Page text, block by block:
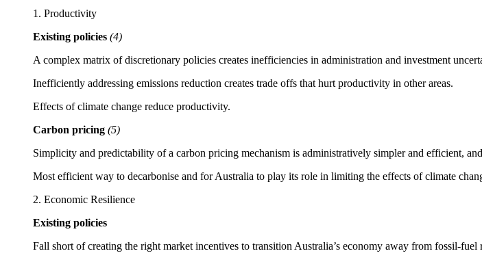
1. Productivity
Existing policies​​​​‌ ‍ ​‍​‍‌‍ ‌ ​‍‌‍‍‌‌‍‌ ‌‍‍‌‌‍ ‍​‍​‍​ ‍‍​‍​‍‌ ​ ‌‍​‌‌‍ ‍‌‍‍‌‌ ‌​‌ ‍‌​‍ ‍‌‍‍‌‌‍ ​‍​‍​‍ ​​‍​‍‌‍‍​‌ ​‍‌‍‌‌‌‍‌‍​‍​‍​ ‍‍​‍​‍‌‍‍​‌ ‌​‌ ‌​‌ ​​​ ‍‍​‍ ​‍ ‌‍ ​‌‍ ‌‍​ ‌‍​‌‌‍ ​‌‍‍​‌‍ ‌ ​ ‌ ‌​​ ‍‍​ ​ ​ ​ ​ ​ ​ ​ ​‍ ‌‍‍‌‌‍ ‍‌ ‌​‌‍‌‌‌‍ ‍‌ ‌​​‍ ‌‍‌‌‌‍‌​‌‍‍‌‌ ‌​​‍ ‌‍ ‌‌‍ ‌‍‌​‌‍‌‌​ ‌‌ ​​‌ ​‍‌‍‌‌‌ ​ ‌‍‌‌‌‍ ‍‌ ‌​‌‍​‌‌ ‌​‌‍‍‌‌‍ ‌‍ ‍​ ‍ ‌‍‍‌‌‍‌​​ ‌‌‍‌​​ ‌ ​ ​ ​ ‍​‌‍‌‍​ ‌ ​ ‌‌​ ​‌​‍ ‌‌‍‌​‌‍​‍‌‍​‌‌‍​ ​‍ ‌​ ‌​​ ‌‍​ ‌​​ ​‌​‍ ‌​ ‍‌​ ​‍‌‍​‌‌‍‌‌​‍ ‌‌‍​‌‌‍​ ​ ‌​​ ‌‌​ ‌‍​ ​‍​ ‌​​ ‌​​ ​‍​ ‍​‌‍​‌​ ​‌​ ‍ ‌ ‌​‌ ‍‌‌ ​​‌‍‌‌​ ‌‌ ‌ ‌‍ ‌ ​‍‌‍‍ ​ ‍ ‌ ​​‌‍​‌‌ ‌​‌‍‍​​ ‌‌‍​ ‌‍ ‌‍ ‍‌ ‌​‌‍‌‌‌‍ ‍‌ ‌​​‍‌‌​ ‌‌‌​​‍‌‌ ‌‍‍ ‌‍‌‌‌ ‍‌​‍‌‌​ ​ ‌​‌​​‍‌‌​ ​ ‌​‌​​‍‌‌​ ​‍​ ​‍​ ​‍‌‍​ ​ ‌‌​ ‍‌​ ​‌​ ​‌​ ‌‍​ ​‍‌‍‌​​ ‍‌​ ​ ‌‍​‌​‍‌‌​ ​‍​ ​‍​‍‌‌​ ‌‌‌​‌​​‍ ‍‌ ​‍‌‍ ‌ ‌ ‌ ​ ​‍‌‌​ ‌‌‌​​‍‌‌ ‌‍‍ ‌‍‌‌‌ ‍‌​‍‌‌​ ​ ‌​‌​​‍‌‌​ ​ ‌​‌​​‍‌‌​ ​‍​ ​‍‌‍‌‌​ ‌ ​ ​‌‌‍‌‍‌‍​‌‌‍​‍​ ‌‌​ ​​‌‍​ ​ ​‍​ ‌‌‌‍‌‌​‍‌‌​ ​‍​ ​‍​‍‌‌​ ‌‌‌​‌​​‍ ‍‌ ‌‍‌‍​‌‌‍ ​‌ ‌‌‌‍‌‌​‍‌‌​ ‌‌‌​​‍‌‌ ‌‍‍ ‌‍‌‌‌ ‍‌​‍‌‌​ ​ ‌​‌​​‍‌‌​ ​ ‌​‌​​‍‌‌​ ​‍​ ​‍​ ‌‍​ ​​​ ‍​‌‍​‍​ ‍‌​ ​‍​ ‌‍‌‍‌‌​ ‍‌​ ​​​ ‌‌​ ​ ​‍‌‌​ ​‍​ ​‍​‍‌‌​ ‌‌‌​‌​​‍ ‍‌‍​ ‌‍‍​‌‍‍‌‌‍ ​‌‍‌​‌ ​‍‌‍‌‌‌‍ ‍​‍‌‌​ ‌‌‌​​‍‌‌ ‌‍‍ ‌‍‌‌‌ ‍‌​‍‌‌​ ​ ‌​‌​​‍‌‌​ ​ ‌​‌​​‍‌‌​ ​‍​ ​‍‌‍‌‍‌‍​‍​ ​ ‌‍‌‍​ ​‌​ ​‌​ ‌ ​ ‌ ​ ​‍​ ‍‌​ ​‌‌‍​ ​‍‌‌​ ​‍​ ​‍​‍‌‌​ ‌‌‌​‌​​‍ ‍‌ ‌​‌‍‌‌‌ ‍​‌ ‌​​ ‌‍​‍‌‍​‌‌ ​ ‌‍‌‌‌‌‌‌‌ ​‍‌‍ ​​ ‌‌‍‍​‌ ‌​‌ ‌​‌ ​​​‍‌‌​ ​ ‌​​‌​‍‌‌​ ​‍‌​‌‍​‍‌‌​ ​‍‌​‌‍‌‍ ​‌‍ ‌‍​ ‌‍​‌‌‍ ​‌‍‍​‌‍ ‌ ​ ‌ ‌​​‍‌‌​ ​ ‌​​‌​ ​ ​ ​ ​ ​ ​ ​ ​‍‌‍‌‍‍‌‌‍‌​​ ‌‌‍‌​​ ‌ ​ ​ ​ ‍​‌‍‌‍​ ‌ ​ ‌‌​ ​‌​‍ ‌‌‍‌​‌‍​‍‌‍​‌‌‍​ ​‍ ‌​ ‌​​ ‌‍​ ‌​​ ​‌​‍ ‌​ ‍‌​ ​‍‌‍​‌‌‍‌‌​‍ ‌‌‍​‌‌‍​ ​ ‌​​ ‌‌​ ‌‍​ ​‍​ ‌​​ ‌​​ ​‍​ ‍​‌‍​‌​ ​‌​‍‌‍‌ ‌​‌ ‍‌‌ ​​‌‍‌‌​ ‌‌ ‌ ‌‍ ‌ ​‍‌‍‍ ​‍‌‍‌ ​​‌‍​‌‌ ‌​‌‍‍​​ ‌‌‍​ ‌‍ ‌‍ ‍‌ ‌​‌‍‌‌‌‍ ‍‌ ‌​​‍‌‌​ ‌‌‌​​‍‌‌ ‌‍‍ ‌‍‌‌‌ ‍‌​‍‌‌​ ​ ‌​‌​​‍‌‌​ ​ ‌​‌​​‍‌‌​ ​‍​ ​‍​ ​‍‌‍​ ​ ‌‌​ ‍‌​ ​‌​ ​‌​ ‌‍​ ​‍‌‍‌​​ ‍‌​ ​ ‌‍​‌​‍‌‌​ ​‍​ ​‍​‍‌‌​ ‌‌‌​‌​​‍ ‍‌ ​‍‌‍ ‌ ‌ ‌ ​ ​‍‌‌​ ‌‌‌​​‍‌‌ ‌‍‍ ‌‍‌‌‌ ‍‌​‍‌‌​ ​ ‌​‌​​‍‌‌​ ​ ‌​‌​​‍‌‌​ ​‍​ ​‍‌‍‌‌​ ‌ ​ ​‌‌‍‌‍‌‍​‌‌‍​‍​ ‌‌​ ​​‌‍​ ​ ​‍​ ‌‌‌‍‌‌​‍‌‌​ ​‍​ ​‍​‍‌‌​ ‌‌‌​‌​​‍ ‍‌ ‌‍‌‍​‌‌‍ ​‌ ‌‌‌‍‌‌​‍‌‌​ ‌‌‌​​‍‌‌ ‌‍‍ ‌‍‌‌‌ ‍‌​‍‌‌​ ​ ‌​‌​​‍‌‌​ ​ ‌​‌​​‍‌‌​ ​‍​ ​‍​ ‌‍​ ​​​ ‍​‌‍​‍​ ‍‌​ ​‍​ ‌‍‌‍‌‌​ ‍‌​ ​​​ ‌‌​ ​ ​‍‌‌​ ​‍​ ​‍​‍‌‌​ ‌‌‌​‌​​‍ ‍‌‍​ ‌‍‍​‌‍‍‌‌‍ ​‌‍‌​‌ ​‍‌‍‌‌‌‍ ‍​‍‌‌​ ‌‌‌​​‍‌‌ ‌‍‍ ‌‍‌‌‌ ‍‌​‍‌‌​ ​ ‌​‌​​‍‌‌​ ​ ‌​‌​​‍‌‌​ ​‍​ ​‍‌‍‌‍‌‍​‍​ ​ ‌‍‌‍​ ​‌​ ​‌​ ‌ ​ ‌ ​ ​‍​ ‍‌​ ​‌‌‍​ ​‍‌‌​ ​‍​ ​‍​‍‌‌​ ‌‌‌​‌​​‍ ‍‌ ‌​‌‍‌‌‌ ‍​‌ ‌​​‍‌‍‌ ​​‌‍‌‌‌ ​‍‌ ​ ‌ ​​‌‍‌‌‌‍​ ‌ ‌​‌‍‍‌‌ ‌‍‌‍‌‌​ ‌‌ ​​‌ ‌‌‌‍​‍‌‍ ​‌‍‍‌‌ ​ ‌‍‍​‌‍‌‌‌‍‌​​‍​‍‌ ‌ (4)​​​​‌ ‍ ​‍​‍‌‍ ‌ ​‍‌‍‍‌‌‍‌ ‌‍‍‌‌‍ ‍​‍​‍​ ‍‍​‍​‍‌ ​ ‌‍​‌‌‍ ‍‌‍‍‌‌ ‌​‌ ‍‌​‍ ‍‌‍‍‌‌‍ ​‍​‍​‍ ​​‍​‍‌‍‍​‌ ​‍‌‍‌‌‌‍‌‍​‍​‍​ ‍‍​‍​‍‌‍‍​‌ ‌​‌ ‌​‌ ​​​ ‍‍​‍ ​‍ ‌‍ ​‌‍ ‌‍​ ‌‍​‌‌‍ ​‌‍‍​‌‍ ‌ ​ ‌ ‌​​ ‍‍​ ​ ​ ​ ​ ​ ​ ​ ​‍ ‌‍‍‌‌‍ ‍‌ ‌​‌‍‌‌‌‍ ‍‌ ‌​​‍ ‌‍‌‌‌‍‌​‌‍‍‌‌ ‌​​‍ ‌‍ ‌‌‍ ‌‍‌​‌‍‌‌​ ‌‌ ​​‌ ​‍‌‍‌‌‌ ​ ‌‍‌‌‌‍ ‍‌ ‌​‌‍​‌‌ ‌​‌‍‍‌‌‍ ‌‍ ‍​ ‍ ‌‍‍‌‌‍‌​​ ‌‌‍‌​​ ‌ ​ ​ ​ ‍​‌‍‌‍​ ‌ ​ ‌‌​ ​‌​‍ ‌‌‍‌​‌‍​‍‌‍​‌‌‍​ ​‍ ‌​ ‌​​ ‌‍​ ‌​​ ​‌​‍ ‌​ ‍‌​ ​‍‌‍​‌‌‍‌‌​‍ ‌‌‍​‌‌‍​ ​ ‌​​ ‌‌​ ‌‍​ ​‍​ ‌​​ ‌​​ ​‍​ ‍​‌‍​‌​ ​‌​ ‍ ‌ ‌​‌ ‍‌‌ ​​‌‍‌‌​ ‌‌ ‌ ‌‍ ‌ ​‍‌‍‍ ​ ‍ ‌ ​​‌‍​‌‌ ‌​‌‍‍​​ ‌‌‍​ ‌‍ ‌‍ ‍‌ ‌​‌‍‌‌‌‍ ‍‌ ‌​​‍‌‌​ ‌‌‌​​‍‌‌ ‌‍‍ ‌‍‌‌‌ ‍‌​‍‌‌​ ​ ‌​‌​​‍‌‌​ ​ ‌​‌​​‍‌‌​ ​‍​ ​‍​ ​‍‌‍​ ​ ‌‌​ ‍‌​ ​‌​ ​‌​ ‌‍​ ​‍‌‍‌​​ ‍‌​ ​ ‌‍​‌​‍‌‌​ ​‍​ ​‍​‍‌‌​ ‌‌‌​‌​​‍ ‍‌ ​‍‌‍ ‌ ‌ ‌ ​ ​‍‌‌​ ‌‌‌​​‍‌‌ ‌‍‍ ‌‍‌‌‌ ‍‌​‍‌‌​ ​ ‌​‌​​‍‌‌​ ​ ‌​‌​​‍‌‌​ ​‍​ ​‍‌‍‌‌​ ‌ ​ ​‌‌‍‌‍‌‍​‌‌‍​‍​ ‌‌​ ​​‌‍​ ​ ​‍​ ‌‌‌‍‌‌​‍‌‌​ ​‍​ ​‍​‍‌‌​ ‌‌‌​‌​​‍ ‍‌ ‌‍‌‍​‌‌‍ ​‌ ‌‌‌‍‌‌​‍‌‌​ ‌‌‌​​‍‌‌ ‌‍‍ ‌‍‌‌‌ ‍‌​‍‌‌​ ​ ‌​‌​​‍‌‌​ ​ ‌​‌​​‍‌‌​ ​‍​ ​‍​ ‌‍​ ​​​ ‍​‌‍​‍​ ‍‌​ ​‍​ ‌‍‌‍‌‌​ ‍‌​ ​​​ ‌‌​ ​ ​‍‌‌​ ​‍​ ​‍​‍‌‌​ ‌‌‌​‌​​‍ ‍‌‍​ ‌‍‍​‌‍‍‌‌‍ ​‌‍‌​‌ ​‍‌‍‌‌‌‍ ‍​‍‌‌​ ‌‌‌​​‍‌‌ ‌‍‍ ‌‍‌‌‌ ‍‌​‍‌‌​ ​ ‌​‌​​‍‌‌​ ​ ‌​‌​​‍‌‌​ ​‍​ ​‍‌‍‌​​ ‌‍​ ‌‌‌‍‌‌‌‍​‍‌‍‌‌‌‍​‌‌‍‌‍‌‍​‌​ ​‌‌‍​ ‌‍​ ​‍‌‌​ ​‍​ ​‍​‍‌‌​ ‌‌‌​‌​​‍ ‍‌ ‌​‌‍‌‌‌ ‍​‌ ‌​​ ‌‍​‍‌‍​‌‌ ​ ‌‍‌‌‌‌‌‌‌ ​‍‌‍ ​​ ‌‌‍‍​‌ ‌​‌ ‌​‌ ​​​‍‌‌​ ​ ‌​​‌​‍‌‌​ ​‍‌​‌‍​‍‌‌​ ​‍‌​‌‍‌‍ ​‌‍ ‌‍​ ‌‍​‌‌‍ ​‌‍‍​‌‍ ‌ ​ ‌ ‌​​‍‌‌​ ​ ‌​​‌​ ​ ​ ​ ​ ​ ​ ​ ​‍‌‍‌‍‍‌‌‍‌​​ ‌‌‍‌​​ ‌ ​ ​ ​ ‍​‌‍‌‍​ ‌ ​ ‌‌​ ​‌​‍ ‌‌‍‌​‌‍​‍‌‍​‌‌‍​ ​‍ ‌​ ‌​​ ‌‍​ ‌​​ ​‌​‍ ‌​ ‍‌​ ​‍‌‍​‌‌‍‌‌​‍ ‌‌‍​‌‌‍​ ​ ‌​​ ‌‌​ ‌‍​ ​‍​ ‌​​ ‌​​ ​‍​ ‍​‌‍​‌​ ​‌​‍‌‍‌ ‌​‌ ‍‌‌ ​​‌‍‌‌​ ‌‌ ‌ ‌‍ ‌ ​‍‌‍‍ ​‍‌‍‌ ​​‌‍​‌‌ ‌​‌‍‍​​ ‌‌‍​ ‌‍ ‌‍ ‍‌ ‌​‌‍‌‌‌‍ ‍‌ ‌​​‍‌‌​ ‌‌‌​​‍‌‌ ‌‍‍ ‌‍‌‌‌ ‍‌​‍‌‌​ ​ ‌​‌​​‍‌‌​ ​ ‌​‌​​‍‌‌​ ​‍​ ​‍​ ​‍‌‍​ ​ ‌‌​ ‍‌​ ​‌​ ​‌​ ‌‍​ ​‍‌‍‌​​ ‍‌​ ​ ‌‍​‌​‍‌‌​ ​‍​ ​‍​‍‌‌​ ‌‌‌​‌​​‍ ‍‌ ​‍‌‍ ‌ ‌ ‌ ​ ​‍‌‌​ ‌‌‌​​‍‌‌ ‌‍‍ ‌‍‌‌‌ ‍‌​‍‌‌​ ​ ‌​‌​​‍‌‌​ ​ ‌​‌​​‍‌‌​ ​‍​ ​‍‌‍‌‌​ ‌ ​ ​‌‌‍‌‍‌‍​‌‌‍​‍​ ‌‌​ ​​‌‍​ ​ ​‍​ ‌‌‌‍‌‌​‍‌‌​ ​‍​ ​‍​‍‌‌​ ‌‌‌​‌​​‍ ‍‌ ‌‍‌‍​‌‌‍ ​‌ ‌‌‌‍‌‌​‍‌‌​ ‌‌‌​​‍‌‌ ‌‍‍ ‌‍‌‌‌ ‍‌​‍‌‌​ ​ ‌​‌​​‍‌‌​ ​ ‌​‌​​‍‌‌​ ​‍​ ​‍​ ‌‍​ ​​​ ‍​‌‍​‍​ ‍‌​ ​‍​ ‌‍‌‍‌‌​ ‍‌​ ​​​ ‌‌​ ​ ​‍‌‌​ ​‍​ ​‍​‍‌‌​ ‌‌‌​‌​​‍ ‍‌‍​ ‌‍‍​‌‍‍‌‌‍ ​‌‍‌​‌ ​‍‌‍‌‌‌‍ ‍​‍‌‌​ ‌‌‌​​‍‌‌ ‌‍‍ ‌‍‌‌‌ ‍‌​‍‌‌​ ​ ‌​‌​​‍‌‌​ ​ ‌​‌​​‍‌‌​ ​‍​ ​‍‌‍‌​​ ‌‍​ ‌‌‌‍‌‌‌‍​‍‌‍‌‌‌‍​‌‌‍‌‍‌‍​‌​ ​‌‌‍​ ‌‍​ ​‍‌‌​ ​‍​ ​‍​‍‌‌​ ‌‌‌​‌​​‍ ‍‌ ‌​‌‍‌‌‌ ‍​‌ ‌​​‍‌‍‌ ​​‌‍‌‌‌ ​‍‌ ​ ‌ ​​‌‍‌‌‌‍​ ‌ ‌​‌‍‍‌‌ ‌‍‌‍‌‌​ ‌‌ ​​‌ ‌‌‌‍​‍‌‍ ​‌‍‍‌‌ ​ ‌‍‍​‌‍‌‌‌‍‌​​‍​‍‌ ‌
A complex matrix of discretionary policies creates inefficiencies in administration and investment uncertainty. Government driven, not market driven.​​​​‌
Inefficiently addressing emissions reduction creates trade offs that hurt productivity in other areas.​​​​‌ ‍ ​‍​‍‌‍ ‌ ​‍‌‍‍‌‌‍‌ ‌‍‍‌‌‍ ‍​‍​‍​ ‍‍​‍​‍‌ ​ ‌‍​‌‌‍ ‍‌‍‍‌‌ ‌​‌ ‍‌​‍ ‍‌‍‍‌‌‍ ​‍​‍​‍ ​​‍​‍‌‍‍​‌ ​‍‌‍‌‌‌‍‌‍​‍​‍​ ‍‍​‍​‍‌‍‍​‌ ‌​‌ ‌​‌ ​​​ ‍‍​‍ ​‍ ‌‍ ​‌‍ ‌‍​ ‌‍​‌‌‍ ​‌‍‍​‌‍ ‌ ​ ‌ ‌​​ ‍‍​ ​ ​ ​ ​ ​ ​ ​ ​‍ ‌‍‍‌‌‍ ‍‌ ‌​‌‍‌‌‌‍ ‍‌ ‌​​‍ ‌‍‌‌‌‍‌​‌‍‍‌‌ ‌​​‍ ‌‍ ‌‌‍ ‌‍‌​‌‍‌‌​ ‌‌ ​​‌ ​‍‌‍‌‌‌ ​ ‌‍‌‌‌‍ ‍‌ ‌​‌‍​‌‌ ‌​‌‍‍‌‌‍ ‌‍ ‍​ ‍ ‌‍‍‌‌‍‌​​ ‌‌‍‌​​ ‌ ​ ​ ​ ‍​‌‍‌‍​ ‌ ​ ‌‌​ ​‌​‍ ‌‌‍‌​‌‍​‍‌‍​‌‌‍​ ​‍ ‌​ ‌​​ ‌‍​ ‌​​ ​‌​‍ ‌​ ‍‌​ ​‍‌‍​‌‌‍‌‌​‍ ‌‌‍​‌‌‍​ ​ ‌​​ ‌‌​ ‌‍​ ​‍​ ‌​​ ‌​​ ​‍​ ‍​‌‍​‌​ ​‌​ ‍ ‌ ‌​‌ ‍‌‌ ​​‌‍‌‌​ ‌‌ ‌ ‌‍ ‌ ​‍‌‍‍ ​ ‍ ‌ ​​‌‍​‌‌ ‌​‌‍‍​​ ‌‌‍​ ‌‍ ‌‍ ‍‌ ‌​‌‍‌‌‌‍ ‍‌ ‌​​‍‌‌​ ‌‌‌​​‍‌‌ ‌‍‍ ‌‍‌‌‌ ‍‌​‍‌‌​ ​ ‌​‌​​‍‌‌​ ​ ‌​‌​​‍‌‌​ ​‍​ ​‍​ ​‍‌‍​ ​ ‌‌​ ‍‌​ ​‌​ ​‌​ ‌‍​ ​‍‌‍‌​​ ‍‌​ ​ ‌‍​‌​‍‌‌​ ​‍​ ​‍​‍‌‌​ ‌‌‌​‌​​‍ ‍‌ ​‍‌‍ ‌ ‌ ‌ ​ ​‍‌‌​ ‌‌‌​​‍‌‌ ‌‍‍ ‌‍‌‌‌ ‍‌​‍‌‌​ ​ ‌​‌​​‍‌‌​ ​ ‌​‌​​‍‌‌​ ​‍​ ​‍‌‍‌‌​ ‌ ​ ​‌‌‍‌‍‌‍​‌‌‍​‍​ ‌‌​ ​​‌‍​ ​ ​‍​ ‌‌‌‍‌‌​‍‌‌​ ​‍​ ​‍​‍‌‌​ ‌‌‌​‌​​‍ ‍‌ ‌‍‌‍​‌‌‍ ​‌ ‌‌‌‍‌‌​‍‌‌​ ‌‌‌​​‍‌‌ ‌‍‍ ‌‍‌‌‌ ‍‌​‍‌‌​ ​ ‌​‌​​‍‌‌​ ​ ‌​‌​​‍‌‌​ ​‍​ ​‍‌‍‌‍​ ‍​​ ‌‌‌‍​‌‌‍‌‌​ ​ ​ ‍‌​ ​​​ ‌​​ ‌‍​ ‍​‌‍​‍​‍‌‌​ ​‍​ ​‍​‍‌‌​ ‌‌‌​‌​​‍ ‍‌‍​ ‌‍‍​‌‍‍‌‌‍ ​‌‍‌​‌ ​‍‌‍‌‌‌‍ ‍​‍‌‌​ ‌‌‌​​‍‌‌ ‌‍‍ ‌‍‌‌‌ ‍‌​‍‌‌​ ​ ‌​‌​​‍‌‌​ ​ ‌​‌​​‍‌‌​ ​‍​ ​‍‌‍​‌​ ​​‌‍​‍‌‍‌‌​ ​‌‌‍‌‌‌‍​ ​ ‌‍​ ​​‌‍​‌​ ​‍​ ​‌​‍‌‌​ ​‍​ ​‍​‍‌‌​ ‌‌‌​‌​​‍ ‍‌ ‌​‌‍‌‌‌ ‍​‌ ‌​​ ‌‍​‍‌‍​‌‌ ​ ‌‍‌‌‌‌‌‌‌ ​‍‌‍ ​​ ‌‌‍‍​‌ ‌​‌ ‌​‌ ​​​‍‌‌​ ​ ‌​​‌​‍‌‌​ ​‍‌​‌‍​‍‌‌​ ​‍‌​‌‍‌‍ ​‌‍ ‌‍​ ‌‍​‌‌‍ ​‌‍‍​‌‍ ‌ ​ ‌ ‌​​‍‌‌​ ​ ‌​​‌​ ​ ​ ​ ​ ​ ​ ​ ​‍‌‍‌‍‍‌‌‍‌​​ ‌‌‍‌​​ ‌ ​ ​ ​ ‍​‌‍‌‍​ ‌ ​ ‌‌​ ​‌​‍ ‌‌‍‌​‌‍​‍‌‍​‌‌‍​ ​‍ ‌​ ‌​​ ‌‍​ ‌​​ ​‌​‍ ‌​ ‍‌​ ​‍‌‍​‌‌‍‌‌​‍ ‌‌‍​‌‌‍​ ​ ‌​​ ‌‌​ ‌‍​ ​‍​ ‌​​ ‌​​ ​‍​ ‍​‌‍​‌​ ​‌​‍‌‍‌ ‌​‌ ‍‌‌ ​​‌‍‌‌​ ‌‌ ‌ ‌‍ ‌ ​‍‌‍‍ ​‍‌‍‌ ​​‌‍​‌‌ ‌​‌‍‍​​ ‌‌‍​ ‌‍ ‌‍ ‍‌ ‌​‌‍‌‌‌‍ ‍‌ ‌​​‍‌‌​ ‌‌‌​​‍‌‌ ‌‍‍ ‌‍‌‌‌ ‍‌​‍‌‌​ ​ ‌​‌​​‍‌‌​ ​ ‌​‌​​‍‌‌​ ​‍​ ​‍​ ​‍‌‍​ ​ ‌‌​ ‍‌​ ​‌​ ​‌​ ‌‍​ ​‍‌‍‌​​ ‍‌​ ​ ‌‍​‌​‍‌‌​ ​‍​ ​‍​‍‌‌​ ‌‌‌​‌​​‍ ‍‌ ​‍‌‍ ‌ ‌ ‌ ​ ​‍‌‌​ ‌‌‌​​‍‌‌ ‌‍‍ ‌‍‌‌‌ ‍‌​‍‌‌​ ​ ‌​‌​​‍‌‌​ ​ ‌​‌​​‍‌‌​ ​‍​ ​‍‌‍‌‌​ ‌ ​ ​‌‌‍‌‍‌‍​‌‌‍​‍​ ‌‌​ ​​‌‍​ ​ ​‍​ ‌‌‌‍‌‌​‍‌‌​ ​‍​ ​‍​‍‌‌​ ‌‌‌​‌​​‍ ‍‌ ‌‍‌‍​‌‌‍ ​‌ ‌‌‌‍‌‌​‍‌‌​ ‌‌‌​​‍‌‌ ‌‍‍ ‌‍‌‌‌ ‍‌​‍‌‌​ ​ ‌​‌​​‍‌‌​ ​ ‌​‌​​‍‌‌​ ​‍​ ​‍‌‍‌‍​ ‍​​ ‌‌‌‍​‌‌‍‌‌​ ​ ​ ‍‌​ ​​​ ‌​​ ‌‍​ ‍​‌‍​‍​‍‌‌​ ​‍​ ​‍​‍‌‌​ ‌‌‌​‌​​‍ ‍‌‍​ ‌‍‍​‌‍‍‌‌‍ ​‌‍‌​‌ ​‍‌‍‌‌‌‍ ‍​‍‌‌​ ‌‌‌​​‍‌‌ ‌‍‍ ‌‍‌‌‌ ‍‌​‍‌‌​ ​ ‌​‌​​‍‌‌​ ​ ‌​‌​​‍‌‌​ ​‍​ ​‍‌‍​‌​ ​​‌‍​‍‌‍‌‌​ ​‌‌‍‌‌‌‍​ ​ ‌‍​ ​​‌‍​‌​ ​‍​ ​‌​‍‌‌​ ​‍​ ​‍​‍‌‌​ ‌‌‌​‌​​‍ ‍‌ ‌​‌‍‌‌‌ ‍​‌ ‌​​‍‌‍‌ ​​‌‍‌‌‌ ​‍‌ ​ ‌ ​​‌‍‌‌‌‍​ ‌ ‌​‌‍‍‌‌ ‌‍‌‍‌‌​ ‌‌ ​​‌ ‌‌‌‍​‍‌‍ ​‌‍‍‌‌ ​ ‌‍‍​‌‍‌‌‌‍‌​​‍​‍‌ ‌
Effects of climate change reduce productivity.​​​​‌ ‍ ​‍​‍‌‍ ‌ ​‍‌‍‍‌‌‍‌ ‌‍‍‌‌‍ ‍​‍​‍​ ‍‍​‍​‍‌ ​ ‌‍​‌‌‍ ‍‌‍‍‌‌ ‌​‌ ‍‌​‍ ‍‌‍‍‌‌‍ ​‍​‍​‍ ​​‍​‍‌‍‍​‌ ​‍‌‍‌‌‌‍‌‍​‍​‍​ ‍‍​‍​‍‌‍‍​‌ ‌​‌ ‌​‌ ​​​ ‍‍​‍ ​‍ ‌‍ ​‌‍ ‌‍​ ‌‍​‌‌‍ ​‌‍‍​‌‍ ‌ ​ ‌ ‌​​ ‍‍​ ​ ​ ​ ​ ​ ​ ​ ​‍ ‌‍‍‌‌‍ ‍‌ ‌​‌‍‌‌‌‍ ‍‌ ‌​​‍ ‌‍‌‌‌‍‌​‌‍‍‌‌ ‌​​‍ ‌‍ ‌‌‍ ‌‍‌​‌‍‌‌​ ‌‌ ​​‌ ​‍‌‍‌‌‌ ​ ‌‍‌‌‌‍ ‍‌ ‌​‌‍​‌‌ ‌​‌‍‍‌‌‍ ‌‍ ‍​ ‍ ‌‍‍‌‌‍‌​​ ‌‌‍‌​​ ‌ ​ ​ ​ ‍​‌‍‌‍​ ‌ ​ ‌‌​ ​‌​‍ ‌‌‍‌​‌‍​‍‌‍​‌‌‍​ ​‍ ‌​ ‌​​ ‌‍​ ‌​​ ​‌​‍ ‌​ ‍‌​ ​‍‌‍​‌‌‍‌‌​‍ ‌‌‍​‌‌‍​ ​ ‌​​ ‌‌​ ‌‍​ ​‍​ ‌​​ ‌​​ ​‍​ ‍​‌‍​‌​ ​‌​ ‍ ‌ ‌​‌ ‍‌‌ ​​‌‍‌‌​ ‌‌ ‌ ‌‍ ‌ ​‍‌‍‍ ​ ‍ ‌ ​​‌‍​‌‌ ‌​‌‍‍​​ ‌‌‍​ ‌‍ ‌‍ ‍‌ ‌​‌‍‌‌‌‍ ‍‌ ‌​​‍‌‌​ ‌‌‌​​‍‌‌ ‌‍‍ ‌‍‌‌‌ ‍‌​‍‌‌​ ​ ‌​‌​​‍‌‌​ ​ ‌​‌​​‍‌‌​ ​‍​ ​‍​ ​‍‌‍​ ​ ‌‌​ ‍‌​ ​‌​ ​‌​ ‌‍​ ​‍‌‍‌​​ ‍‌​ ​ ‌‍​‌​‍‌‌​ ​‍​ ​‍​‍‌‌​ ‌‌‌​‌​​‍ ‍‌ ​‍‌‍ ‌ ‌ ‌ ​ ​‍‌‌​ ‌‌‌​​‍‌‌ ‌‍‍ ‌‍‌‌‌ ‍‌​‍‌‌​ ​ ‌​‌​​‍‌‌​ ​ ‌​‌​​‍‌‌​ ​‍​ ​‍‌‍‌‌​ ‌ ​ ​‌‌‍‌‍‌‍​‌‌‍​‍​ ‌‌​ ​​‌‍​ ​ ​‍​ ‌‌‌‍‌‌​‍‌‌​ ​‍​ ​‍​‍‌‌​ ‌‌‌​‌​​‍ ‍‌ ‌‍‌‍​‌‌‍ ​‌ ‌‌‌‍‌‌​‍‌‌​ ‌‌‌​​‍‌‌ ‌‍‍ ‌‍‌‌‌ ‍‌​‍‌‌​ ​ ‌​‌​​‍‌‌​ ​ ‌​‌​​‍‌‌​ ​‍​ ​‍​ ‌‍​ ​‌​ ‍‌​ ‌‍‌‍‌‍​ ‍‌​ ​‍​ ‍​‌‍‌​‌‍​‍​ ​ ‌‍‌‍​‍‌‌​ ​‍​ ​‍​‍‌‌​ ‌‌‌​‌​​‍ ‍‌‍​ ‌‍‍​‌‍‍‌‌‍ ​‌‍‌​‌ ​‍‌‍‌‌‌‍ ‍​‍‌‌​ ‌‌‌​​‍‌‌ ‌‍‍ ‌‍‌‌‌ ‍‌​‍‌‌​ ​ ‌​‌​​‍‌‌​ ​ ‌​‌​​‍‌‌​ ​‍​ ​‍‌‍​‌‌‍‌‍​ ‌ ​ ​‌‌‍‌​‌‍​‍‌‍​‌​ ‌​​ ‍‌​ ‌‍​ ​​​ ​‌​‍‌‌​ ​‍​ ​‍​‍‌‌​ ‌‌‌​‌​​‍ ‍‌ ‌​‌‍‌‌‌ ‍​‌ ‌​​ ‌‍​‍‌‍​‌‌ ​ ‌‍‌‌‌‌‌‌‌ ​‍‌‍ ​​ ‌‌‍‍​‌ ‌​‌ ‌​‌ ​​​‍‌‌​ ​ ‌​​‌​‍‌‌​ ​‍‌​‌‍​‍‌‌​ ​‍‌​‌‍‌‍ ​‌‍ ‌‍​ ‌‍​‌‌‍ ​‌‍‍​‌‍ ‌ ​ ‌ ‌​​‍‌‌​ ​ ‌​​‌​ ​ ​ ​ ​ ​ ​ ​ ​‍‌‍‌‍‍‌‌‍‌​​ ‌‌‍‌​​ ‌ ​ ​ ​ ‍​‌‍‌‍​ ‌ ​ ‌‌​ ​‌​‍ ‌‌‍‌​‌‍​‍‌‍​‌‌‍​ ​‍ ‌​ ‌​​ ‌‍​ ‌​​ ​‌​‍ ‌​ ‍‌​ ​‍‌‍​‌‌‍‌‌​‍ ‌‌‍​‌‌‍​ ​ ‌​​ ‌‌​ ‌‍​ ​‍​ ‌​​ ‌​​ ​‍​ ‍​‌‍​‌​ ​‌​‍‌‍‌ ‌​‌ ‍‌‌ ​​‌‍‌‌​ ‌‌ ‌ ‌‍ ‌ ​‍‌‍‍ ​‍‌‍‌ ​​‌‍​‌‌ ‌​‌‍‍​​ ‌‌‍​ ‌‍ ‌‍ ‍‌ ‌​‌‍‌‌‌‍ ‍‌ ‌​​‍‌‌​ ‌‌‌​​‍‌‌ ‌‍‍ ‌‍‌‌‌ ‍‌​‍‌‌​ ​ ‌​‌​​‍‌‌​ ​ ‌​‌​​‍‌‌​ ​‍​ ​‍​ ​‍‌‍​ ​ ‌‌​ ‍‌​ ​‌​ ​‌​ ‌‍​ ​‍‌‍‌​​ ‍‌​ ​ ‌‍​‌​‍‌‌​ ​‍​ ​‍​‍‌‌​ ‌‌‌​‌​​‍ ‍‌ ​‍‌‍ ‌ ‌ ‌ ​ ​‍‌‌​ ‌‌‌​​‍‌‌ ‌‍‍ ‌‍‌‌‌ ‍‌​‍‌‌​ ​ ‌​‌​​‍‌‌​ ​ ‌​‌​​‍‌‌​ ​‍​ ​‍‌‍‌‌​ ‌ ​ ​‌‌‍‌‍‌‍​‌‌‍​‍​ ‌‌​ ​​‌‍​ ​ ​‍​ ‌‌‌‍‌‌​‍‌‌​ ​‍​ ​‍​‍‌‌​ ‌‌‌​‌​​‍ ‍‌ ‌‍‌‍​‌‌‍ ​‌ ‌‌‌‍‌‌​‍‌‌​ ‌‌‌​​‍‌‌ ‌‍‍ ‌‍‌‌‌ ‍‌​‍‌‌​ ​ ‌​‌​​‍‌‌​ ​ ‌​‌​​‍‌‌​ ​‍​ ​‍​ ‌‍​ ​‌​ ‍‌​ ‌‍‌‍‌‍​ ‍‌​ ​‍​ ‍​‌‍‌​‌‍​‍​ ​ ‌‍‌‍​‍‌‌​ ​‍​ ​‍​‍‌‌​ ‌‌‌​‌​​‍ ‍‌‍​ ‌‍‍​‌‍‍‌‌‍ ​‌‍‌​‌ ​‍‌‍‌‌‌‍ ‍​‍‌‌​ ‌‌‌​​‍‌‌ ‌‍‍ ‌‍‌‌‌ ‍‌​‍‌‌​ ​ ‌​‌​​‍‌‌​ ​ ‌​‌​​‍‌‌​ ​‍​ ​‍‌‍​‌‌‍‌‍​ ‌ ​ ​‌‌‍‌​‌‍​‍‌‍​‌​ ‌​​ ‍‌​ ‌‍​ ​​​ ​‌​‍‌‌​ ​‍​ ​‍​‍‌‌​ ‌‌‌​‌​​‍ ‍‌ ‌​‌‍‌‌‌ ‍​‌ ‌​​‍‌‍‌ ​​‌‍‌‌‌ ​‍‌ ​ ‌ ​​‌‍‌‌‌‍​ ‌ ‌​‌‍‍‌‌ ‌‍‌‍‌‌​ ‌‌ ​​‌ ‌‌‌‍​‍‌‍ ​‌‍‍‌‌ ​ ‌‍‍​‌‍‌‌‌‍‌​​‍​‍‌ ‌
Carbon pricing​​​​‌ ‍ ​‍​‍‌‍ ‌ ​‍‌‍‍‌‌‍‌ ‌‍‍‌‌‍ ‍​‍​‍​ ‍‍​‍​‍‌ ​ ‌‍​‌‌‍ ‍‌‍‍‌‌ ‌​‌ ‍‌​‍ ‍‌‍‍‌‌‍ ​‍​‍​‍ ​​‍​‍‌‍‍​‌ ​‍‌‍‌‌‌‍‌‍​‍​‍​ ‍‍​‍​‍‌‍‍​‌ ‌​‌ ‌​‌ ​​​ ‍‍​‍ ​‍ ‌‍ ​‌‍ ‌‍​ ‌‍​‌‌‍ ​‌‍‍​‌‍ ‌ ​ ‌ ‌​​ ‍‍​ ​ ​ ​ ​ ​ ​ ​ ​‍ ‌‍‍‌‌‍ ‍‌ ‌​‌‍‌‌‌‍ ‍‌ ‌​​‍ ‌‍‌‌‌‍‌​‌‍‍‌‌ ‌​​‍ ‌‍ ‌‌‍ ‌‍‌​‌‍‌‌​ ‌‌ ​​‌ ​‍‌‍‌‌‌ ​ ‌‍‌‌‌‍ ‍‌ ‌​‌‍​‌‌ ‌​‌‍‍‌‌‍ ‌‍ ‍​ ‍ ‌‍‍‌‌‍‌​​ ‌‌‍‌​​ ‌ ​ ​ ​ ‍​‌‍‌‍​ ‌ ​ ‌‌​ ​‌​‍ ‌‌‍‌​‌‍​‍‌‍​‌‌‍​ ​‍ ‌​ ‌​​ ‌‍​ ‌​​ ​‌​‍ ‌​ ‍‌​ ​‍‌‍​‌‌‍‌‌​‍ ‌‌‍​‌‌‍​ ​ ‌​​ ‌‌​ ‌‍​ ​‍​ ‌​​ ‌​​ ​‍​ ‍​‌‍​‌​ ​‌​ ‍ ‌ ‌​‌ ‍‌‌ ​​‌‍‌‌​ ‌‌ ‌ ‌‍ ‌ ​‍‌‍‍ ​ ‍ ‌ ​​‌‍​‌‌ ‌​‌‍‍​​ ‌‌‍​ ‌‍ ‌‍ ‍‌ ‌​‌‍‌‌‌‍ ‍‌ ‌​​‍‌‌​ ‌‌‌​​‍‌‌ ‌‍‍ ‌‍‌‌‌ ‍‌​‍‌‌​ ​ ‌​‌​​‍‌‌​ ​ ‌​‌​​‍‌‌​ ​‍​ ​‍​ ​‍‌‍​ ​ ‌‌​ ‍‌​ ​‌​ ​‌​ ‌‍​ ​‍‌‍‌​​ ‍‌​ ​ ‌‍​‌​‍‌‌​ ​‍​ ​‍​‍‌‌​ ‌‌‌​‌​​‍ ‍‌ ​‍‌‍ ‌ ‌ ‌ ​ ​‍‌‌​ ‌‌‌​​‍‌‌ ‌‍‍ ‌‍‌‌‌ ‍‌​‍‌‌​ ​ ‌​‌​​‍‌‌​ ​ ‌​‌​​‍‌‌​ ​‍​ ​‍‌‍‌‌​ ‌ ​ ​‌‌‍‌‍‌‍​‌‌‍​‍​ ‌‌​ ​​‌‍​ ​ ​‍​ ‌‌‌‍‌‌​‍‌‌​ ​‍​ ​‍​‍‌‌​ ‌‌‌​‌​​‍ ‍‌ ‌‍‌‍​‌‌‍ ​‌ ‌‌‌‍‌‌​‍‌‌​ ‌‌‌​​‍‌‌ ‌‍‍ ‌‍‌‌‌ ‍‌​‍‌‌​ ​ ‌​‌​​‍‌‌​ ​ ‌​‌​​‍‌‌​ ​‍​ ​‍​ ‍​‌‍‌‌‌‍​‍‌‍‌‍​ ‌‌​ ​​​ ‌‍​ ‌​​ ‍​​ ​‌‌‍‌‌‌‍​‍​‍‌‌​ ​‍​ ​‍​‍‌‌​ ‌‌‌​‌​​‍ ‍‌‍​ ‌‍‍​‌‍‍‌‌‍ ​‌‍‌​‌ ​‍‌‍‌‌‌‍ ‍​‍‌‌​ ‌‌‌​​‍‌‌ ‌‍‍ ‌‍‌‌‌ ‍‌​‍‌‌​ ​ ‌​‌​​‍‌‌​ ​ ‌​‌​​‍‌‌​ ​‍​ ​‍​ ‍‌​ ​‌‌‍‌‍​ ‌‌‌‍​‍​ ‍​​ ​‌​ ‌​​ ‍‌​ ​‌​ ‌ ​ ‍‌​‍‌‌​ ​‍​ ​‍​‍‌‌​ ‌‌‌​‌​​‍ ‍‌ ‌​‌‍‌‌‌ ‍​‌ ‌​​ ‌‍​‍‌‍​‌‌ ​ ‌‍‌‌‌‌‌‌‌ ​‍‌‍ ​​ ‌‌‍‍​‌ ‌​‌ ‌​‌ ​​​‍‌‌​ ​ ‌​​‌​‍‌‌​ ​‍‌​‌‍​‍‌‌​ ​‍‌​‌‍‌‍ ​‌‍ ‌‍​ ‌‍​‌‌‍ ​‌‍‍​‌‍ ‌ ​ ‌ ‌​​‍‌‌​ ​ ‌​​‌​ ​ ​ ​ ​ ​ ​ ​ ​‍‌‍‌‍‍‌‌‍‌​​ ‌‌‍‌​​ ‌ ​ ​ ​ ‍​‌‍‌‍​ ‌ ​ ‌‌​ ​‌​‍ ‌‌‍‌​‌‍​‍‌‍​‌‌‍​ ​‍ ‌​ ‌​​ ‌‍​ ‌​​ ​‌​‍ ‌​ ‍‌​ ​‍‌‍​‌‌‍‌‌​‍ ‌‌‍​‌‌‍​ ​ ‌​​ ‌‌​ ‌‍​ ​‍​ ‌​​ ‌​​ ​‍​ ‍​‌‍​‌​ ​‌​‍‌‍‌ ‌​‌ ‍‌‌ ​​‌‍‌‌​ ‌‌ ‌ ‌‍ ‌ ​‍‌‍‍ ​‍‌‍‌ ​​‌‍​‌‌ ‌​‌‍‍​​ ‌‌‍​ ‌‍ ‌‍ ‍‌ ‌​‌‍‌‌‌‍ ‍‌ ‌​​‍‌‌​ ‌‌‌​​‍‌‌ ‌‍‍ ‌‍‌‌‌ ‍‌​‍‌‌​ ​ ‌​‌​​‍‌‌​ ​ ‌​‌​​‍‌‌​ ​‍​ ​‍​ ​‍‌‍​ ​ ‌‌​ ‍‌​ ​‌​ ​‌​ ‌‍​ ​‍‌‍‌​​ ‍‌​ ​ ‌‍​‌​‍‌‌​ ​‍​ ​‍​‍‌‌​ ‌‌‌​‌​​‍ ‍‌ ​‍‌‍ ‌ ‌ ‌ ​ ​‍‌‌​ ‌‌‌​​‍‌‌ ‌‍‍ ‌‍‌‌‌ ‍‌​‍‌‌​ ​ ‌​‌​​‍‌‌​ ​ ‌​‌​​‍‌‌​ ​‍​ ​‍‌‍‌‌​ ‌ ​ ​‌‌‍‌‍‌‍​‌‌‍​‍​ ‌‌​ ​​‌‍​ ​ ​‍​ ‌‌‌‍‌‌​‍‌‌​ ​‍​ ​‍​‍‌‌​ ‌‌‌​‌​​‍ ‍‌ ‌‍‌‍​‌‌‍ ​‌ ‌‌‌‍‌‌​‍‌‌​ ‌‌‌​​‍‌‌ ‌‍‍ ‌‍‌‌‌ ‍‌​‍‌‌​ ​ ‌​‌​​‍‌‌​ ​ ‌​‌​​‍‌‌​ ​‍​ ​‍​ ‍​‌‍‌‌‌‍​‍‌‍‌‍​ ‌‌​ ​​​ ‌‍​ ‌​​ ‍​​ ​‌‌‍‌‌‌‍​‍​‍‌‌​ ​‍​ ​‍​‍‌‌​ ‌‌‌​‌​​‍ ‍‌‍​ ‌‍‍​‌‍‍‌‌‍ ​‌‍‌​‌ ​‍‌‍‌‌‌‍ ‍​‍‌‌​ ‌‌‌​​‍‌‌ ‌‍‍ ‌‍‌‌‌ ‍‌​‍‌‌​ ​ ‌​‌​​‍‌‌​ ​ ‌​‌​​‍‌‌​ ​‍​ ​‍​ ‍‌​ ​‌‌‍‌‍​ ‌‌‌‍​‍​ ‍​​ ​‌​ ‌​​ ‍‌​ ​‌​ ‌ ​ ‍‌​‍‌‌​ ​‍​ ​‍​‍‌‌​ ‌‌‌​‌​​‍ ‍‌ ‌​‌‍‌‌‌ ‍​‌ ‌​​‍‌‍‌ ​​‌‍‌‌‌ ​‍‌ ​ ‌ ​​‌‍‌‌‌‍​ ‌ ‌​‌‍‍‌‌ ‌‍‌‍‌‌​ ‌‌ ​​‌ ‌‌‌‍​‍‌‍ ​‌‍‍‌‌ ​ ‌‍‍​‌‍‌‌‌‍‌​​‍​‍‌ ‌ (5)​​​​‌ ‍ ​‍​‍‌‍ ‌ ​‍‌‍‍‌‌‍‌ ‌‍‍‌‌‍ ‍​‍​‍​ ‍‍​‍​‍‌ ​ ‌‍​‌‌‍ ‍‌‍‍‌‌ ‌​‌ ‍‌​‍ ‍‌‍‍‌‌‍ ​‍​‍​‍ ​​‍​‍‌‍‍​‌ ​‍‌‍‌‌‌‍‌‍​‍​‍​ ‍‍​‍​‍‌‍‍​‌ ‌​‌ ‌​‌ ​​​ ‍‍​‍ ​‍ ‌‍ ​‌‍ ‌‍​ ‌‍​‌‌‍ ​‌‍‍​‌‍ ‌ ​ ‌ ‌​​ ‍‍​ ​ ​ ​ ​ ​ ​ ​ ​‍ ‌‍‍‌‌‍ ‍‌ ‌​‌‍‌‌‌‍ ‍‌ ‌​​‍ ‌‍‌‌‌‍‌​‌‍‍‌‌ ‌​​‍ ‌‍ ‌‌‍ ‌‍‌​‌‍‌‌​ ‌‌ ​​‌ ​‍‌‍‌‌‌ ​ ‌‍‌‌‌‍ ‍‌ ‌​‌‍​‌‌ ‌​‌‍‍‌‌‍ ‌‍ ‍​ ‍ ‌‍‍‌‌‍‌​​ ‌‌‍‌​​ ‌ ​ ​ ​ ‍​‌‍‌‍​ ‌ ​ ‌‌​ ​‌​‍ ‌‌‍‌​‌‍​‍‌‍​‌‌‍​ ​‍ ‌​ ‌​​ ‌‍​ ‌​​ ​‌​‍ ‌​ ‍‌​ ​‍‌‍​‌‌‍‌‌​‍ ‌‌‍​‌‌‍​ ​ ‌​​ ‌‌​ ‌‍​ ​‍​ ‌​​ ‌​​ ​‍​ ‍​‌‍​‌​ ​‌​ ‍ ‌ ‌​‌ ‍‌‌ ​​‌‍‌‌​ ‌‌ ‌ ‌‍ ‌ ​‍‌‍‍ ​ ‍ ‌ ​​‌‍​‌‌ ‌​‌‍‍​​ ‌‌‍​ ‌‍ ‌‍ ‍‌ ‌​‌‍‌‌‌‍ ‍‌ ‌​​‍‌‌​ ‌‌‌​​‍‌‌ ‌‍‍ ‌‍‌‌‌ ‍‌​‍‌‌​ ​ ‌​‌​​‍‌‌​ ​ ‌​‌​​‍‌‌​ ​‍​ ​‍​ ​‍‌‍​ ​ ‌‌​ ‍‌​ ​‌​ ​‌​ ‌‍​ ​‍‌‍‌​​ ‍‌​ ​ ‌‍​‌​‍‌‌​ ​‍​ ​‍​‍‌‌​ ‌‌‌​‌​​‍ ‍‌ ​‍‌‍ ‌ ‌ ‌ ​ ​‍‌‌​ ‌‌‌​​‍‌‌ ‌‍‍ ‌‍‌‌‌ ‍‌​‍‌‌​ ​ ‌​‌​​‍‌‌​ ​ ‌​‌​​‍‌‌​ ​‍​ ​‍‌‍‌‌​ ‌ ​ ​‌‌‍‌‍‌‍​‌‌‍​‍​ ‌‌​ ​​‌‍​ ​ ​‍​ ‌‌‌‍‌‌​‍‌‌​ ​‍​ ​‍​‍‌‌​ ‌‌‌​‌​​‍ ‍‌ ‌‍‌‍​‌‌‍ ​‌ ‌‌‌‍‌‌​‍‌‌​ ‌‌‌​​‍‌‌ ‌‍‍ ‌‍‌‌‌ ‍‌​‍‌‌​ ​ ‌​‌​​‍‌‌​ ​ ‌​‌​​‍‌‌​ ​‍​ ​‍​ ‍​‌‍‌‌‌‍​‍‌‍‌‍​ ‌‌​ ​​​ ‌‍​ ‌​​ ‍​​ ​‌‌‍‌‌‌‍​‍​‍‌‌​ ​‍​ ​‍​‍‌‌​ ‌‌‌​‌​​‍ ‍‌‍​ ‌‍‍​‌‍‍‌‌‍ ​‌‍‌​‌ ​‍‌‍‌‌‌‍ ‍​‍‌‌​ ‌‌‌​​‍‌‌ ‌‍‍ ‌‍‌‌‌ ‍‌​‍‌‌​ ​ ‌​‌​​‍‌‌​ ​ ‌​‌​​‍‌‌​ ​‍​ ​‍​ ​‌‌‍‌​​ ‌ ​ ​ ​ ‌‌​ ‌‍​ ‍​‌‍‌‍​ ​‌‌‍‌‍​ ​‌‌‍​‌​‍‌‌​ ​‍​ ​‍​‍‌‌​ ‌‌‌​‌​​‍ ‍‌ ‌​‌‍‌‌‌ ‍​‌ ‌​​ ‌‍​‍‌‍​‌‌ ​ ‌‍‌‌‌‌‌‌‌ ​‍‌‍ ​​ ‌‌‍‍​‌ ‌​‌ ‌​‌ ​​​‍‌‌​ ​ ‌​​‌​‍‌‌​ ​‍‌​‌‍​‍‌‌​ ​‍‌​‌‍‌‍ ​‌‍ ‌‍​ ‌‍​‌‌‍ ​‌‍‍​‌‍ ‌ ​ ‌ ‌​​‍‌‌​ ​ ‌​​‌​ ​ ​ ​ ​ ​ ​ ​ ​‍‌‍‌‍‍‌‌‍‌​​ ‌‌‍‌​​ ‌ ​ ​ ​ ‍​‌‍‌‍​ ‌ ​ ‌‌​ ​‌​‍ ‌‌‍‌​‌‍​‍‌‍​‌‌‍​ ​‍ ‌​ ‌​​ ‌‍​ ‌​​ ​‌​‍ ‌​ ‍‌​ ​‍‌‍​‌‌‍‌‌​‍ ‌‌‍​‌‌‍​ ​ ‌​​ ‌‌​ ‌‍​ ​‍​ ‌​​ ‌​​ ​‍​ ‍​‌‍​‌​ ​‌​‍‌‍‌ ‌​‌ ‍‌‌ ​​‌‍‌‌​ ‌‌ ‌ ‌‍ ‌ ​‍‌‍‍ ​‍‌‍‌ ​​‌‍​‌‌ ‌​‌‍‍​​ ‌‌‍​ ‌‍ ‌‍ ‍‌ ‌​‌‍‌‌‌‍ ‍‌ ‌​​‍‌‌​ ‌‌‌​​‍‌‌ ‌‍‍ ‌‍‌‌‌ ‍‌​‍‌‌​ ​ ‌​‌​​‍‌‌​ ​ ‌​‌​​‍‌‌​ ​‍​ ​‍​ ​‍‌‍​ ​ ‌‌​ ‍‌​ ​‌​ ​‌​ ‌‍​ ​‍‌‍‌​​ ‍‌​ ​ ‌‍​‌​‍‌‌​ ​‍​ ​‍​‍‌‌​ ‌‌‌​‌​​‍ ‍‌ ​‍‌‍ ‌ ‌ ‌ ​ ​‍‌‌​ ‌‌‌​​‍‌‌ ‌‍‍ ‌‍‌‌‌ ‍‌​‍‌‌​ ​ ‌​‌​​‍‌‌​ ​ ‌​‌​​‍‌‌​ ​‍​ ​‍‌‍‌‌​ ‌ ​ ​‌‌‍‌‍‌‍​‌‌‍​‍​ ‌‌​ ​​‌‍​ ​ ​‍​ ‌‌‌‍‌‌​‍‌‌​ ​‍​ ​‍​‍‌‌​ ‌‌‌​‌​​‍ ‍‌ ‌‍‌‍​‌‌‍ ​‌ ‌‌‌‍‌‌​‍‌‌​ ‌‌‌​​‍‌‌ ‌‍‍ ‌‍‌‌‌ ‍‌​‍‌‌​ ​ ‌​‌​​‍‌‌​ ​ ‌​‌​​‍‌‌​ ​‍​ ​‍​ ‍​‌‍‌‌‌‍​‍‌‍‌‍​ ‌‌​ ​​​ ‌‍​ ‌​​ ‍​​ ​‌‌‍‌‌‌‍​‍​‍‌‌​ ​‍​ ​‍​‍‌‌​ ‌‌‌​‌​​‍ ‍‌‍​ ‌‍‍​‌‍‍‌‌‍ ​‌‍‌​‌ ​‍‌‍‌‌‌‍ ‍​‍‌‌​ ‌‌‌​​‍‌‌ ‌‍‍ ‌‍‌‌‌ ‍‌​‍‌‌​ ​ ‌​‌​​‍‌‌​ ​ ‌​‌​​‍‌‌​ ​‍​ ​‍​ ​‌‌‍‌​​ ‌ ​ ​ ​ ‌‌​ ‌‍​ ‍​‌‍‌‍​ ​‌‌‍‌‍​ ​‌‌‍​‌​‍‌‌​ ​‍​ ​‍​‍‌‌​ ‌‌‌​‌​​‍ ‍‌ ‌​‌‍‌‌‌ ‍​‌ ‌​​‍‌‍‌ ​​‌‍‌‌‌ ​‍‌ ​ ‌ ​​‌‍‌‌‌‍​ ‌ ‌​‌‍‍‌‌ ‌‍‌‍‌‌​ ‌‌ ​​‌ ‌‌‌‍​‍‌‍ ​‌‍‍‌‌ ​ ‌‍‍​‌‍‌‌‌‍‌​​‍​‍‌ ‌
Simplicity and predictability of a carbon pricing mechanism is administratively simpler and efficient, and can create the right market signals for investment which can be productivity enhancing.​​​​‌
Most efficient way to decarbonise and for Australia to play its role in limiting the effects of climate change.​​​​‌
2. Economic Resilience
Existing policies​​​​‌ ‍ ​‍​‍‌‍ ‌ ​‍‌‍‍‌‌‍‌ ‌‍‍‌‌‍ ‍​‍​‍​ ‍‍​‍​‍‌ ​ ‌‍​‌‌‍ ‍‌‍‍‌‌ ‌​‌ ‍‌​‍ ‍‌‍‍‌‌‍ ​‍​‍​‍ ​​‍​‍‌‍‍​‌ ​‍‌‍‌‌‌‍‌‍​‍​‍​ ‍‍​‍​‍‌‍‍​‌ ‌​‌ ‌​‌ ​​​ ‍‍​‍ ​‍ ‌‍ ​‌‍ ‌‍​ ‌‍​‌‌‍ ​‌‍‍​‌‍ ‌ ​ ‌ ‌​​ ‍‍​ ​ ​ ​ ​ ​ ​ ​ ​‍ ‌‍‍‌‌‍ ‍‌ ‌​‌‍‌‌‌‍ ‍‌ ‌​​‍ ‌‍‌‌‌‍‌​‌‍‍‌‌ ‌​​‍ ‌‍ ‌‌‍ ‌‍‌​‌‍‌‌​ ‌‌ ​​‌ ​‍‌‍‌‌‌ ​ ‌‍‌‌‌‍ ‍‌ ‌​‌‍​‌‌ ‌​‌‍‍‌‌‍ ‌‍ ‍​ ‍ ‌‍‍‌‌‍‌​​ ‌‌‍‌​​ ‌ ​ ​ ​ ‍​‌‍‌‍​ ‌ ​ ‌‌​ ​‌​‍ ‌‌‍‌​‌‍​‍‌‍​‌‌‍​ ​‍ ‌​ ‌​​ ‌‍​ ‌​​ ​‌​‍ ‌​ ‍‌​ ​‍‌‍​‌‌‍‌‌​‍ ‌‌‍​‌‌‍​ ​ ‌​​ ‌‌​ ‌‍​ ​‍​ ‌​​ ‌​​ ​‍​ ‍​‌‍​‌​ ​‌​ ‍ ‌ ‌​‌ ‍‌‌ ​​‌‍‌‌​ ‌‌ ‌ ‌‍ ‌ ​‍‌‍‍ ​ ‍ ‌ ​​‌‍​‌‌ ‌​‌‍‍​​ ‌‌‍​ ‌‍ ‌‍ ‍‌ ‌​‌‍‌‌‌‍ ‍‌ ‌​​‍‌‌​ ‌‌‌​​‍‌‌ ‌‍‍ ‌‍‌‌‌ ‍‌​‍‌‌​ ​ ‌​‌​​‍‌‌​ ​ ‌​‌​​‍‌‌​ ​‍​ ​‍​ ​‍‌‍​ ​ ‌‌​ ‍‌​ ​‌​ ​‌​ ‌‍​ ​‍‌‍‌​​ ‍‌​ ​ ‌‍​‌​‍‌‌​ ​‍​ ​‍​‍‌‌​ ‌‌‌​‌​​‍ ‍‌ ​‍‌‍ ‌ ‌ ‌ ​ ​‍‌‌​ ‌‌‌​​‍‌‌ ‌‍‍ ‌‍‌‌‌ ‍‌​‍‌‌​ ​ ‌​‌​​‍‌‌​ ​ ‌​‌​​‍‌‌​ ​‍​ ​‍​ ​ ​ ‌‌‌‍‌‍​ ‌ ​ ‌‌​ ‌‌​ ‌‍​ ​‍‌‍​ ​ ​ ​ ​‍‌‍‌‍​‍‌‌​ ​‍​ ​‍​‍‌‌​ ‌‌‌​‌​​‍ ‍‌ ‌‍‌‍​‌‌‍ ​‌ ‌‌‌‍‌‌​‍‌‌​ ‌‌‌​​‍‌‌ ‌‍‍ ‌‍‌‌‌ ‍‌​‍‌‌​ ​ ‌​‌​​‍‌‌​ ​ ‌​‌​​‍‌‌​ ​‍​ ​‍‌‍‌‍‌‍​‍​ ​​‌‍‌‍​ ​ ​ ‌​​ ​‍‌‍‌‌‌‍​ ‌‍‌‍​ ‌‌‌‍​ ​‍‌‌​ ​‍​ ​‍​‍‌‌​ ‌‌‌​‌​​‍ ‍‌‍​ ‌‍‍​‌‍‍‌‌‍ ​‌‍‌​‌ ​‍‌‍‌‌‌‍ ‍​‍‌‌​ ‌‌‌​​‍‌‌ ‌‍‍ ‌‍‌‌‌ ‍‌​‍‌‌​ ​ ‌​‌​​‍‌‌​ ​ ‌​‌​​‍‌‌​ ​‍​ ​‍​ ​‌​ ​‌‌‍‌‍​ ​​‌‍​‌​ ‌​‌‍‌​​ ​​‌‍​ ​ ​​​ ‌‍‌‍​ ​‍‌‌​ ​‍​ ​‍​‍‌‌​ ‌‌‌​‌​​‍ ‍‌ ‌​‌‍‌‌‌ ‍​‌ ‌​​ ‌‍​‍‌‍​‌‌ ​ ‌‍‌‌‌‌‌‌‌ ​‍‌‍ ​​ ‌‌‍‍​‌ ‌​‌ ‌​‌ ​​​‍‌‌​ ​ ‌​​‌​‍‌‌​ ​‍‌​‌‍​‍‌‌​ ​‍‌​‌‍‌‍ ​‌‍ ‌‍​ ‌‍​‌‌‍ ​‌‍‍​‌‍ ‌ ​ ‌ ‌​​‍‌‌​ ​ ‌​​‌​ ​ ​ ​ ​ ​ ​ ​ ​‍‌‍‌‍‍‌‌‍‌​​ ‌‌‍‌​​ ‌ ​ ​ ​ ‍​‌‍‌‍​ ‌ ​ ‌‌​ ​‌​‍ ‌‌‍‌​‌‍​‍‌‍​‌‌‍​ ​‍ ‌​ ‌​​ ‌‍​ ‌​​ ​‌​‍ ‌​ ‍‌​ ​‍‌‍​‌‌‍‌‌​‍ ‌‌‍​‌‌‍​ ​ ‌​​ ‌‌​ ‌‍​ ​‍​ ‌​​ ‌​​ ​‍​ ‍​‌‍​‌​ ​‌​‍‌‍‌ ‌​‌ ‍‌‌ ​​‌‍‌‌​ ‌‌ ‌ ‌‍ ‌ ​‍‌‍‍ ​‍‌‍‌ ​​‌‍​‌‌ ‌​‌‍‍​​ ‌‌‍​ ‌‍ ‌‍ ‍‌ ‌​‌‍‌‌‌‍ ‍‌ ‌​​‍‌‌​ ‌‌‌​​‍‌‌ ‌‍‍ ‌‍‌‌‌ ‍‌​‍‌‌​ ​ ‌​‌​​‍‌‌​ ​ ‌​‌​​‍‌‌​ ​‍​ ​‍​ ​‍‌‍​ ​ ‌‌​ ‍‌​ ​‌​ ​‌​ ‌‍​ ​‍‌‍‌​​ ‍‌​ ​ ‌‍​‌​‍‌‌​ ​‍​ ​‍​‍‌‌​ ‌‌‌​‌​​‍ ‍‌ ​‍‌‍ ‌ ‌ ‌ ​ ​‍‌‌​ ‌‌‌​​‍‌‌ ‌‍‍ ‌‍‌‌‌ ‍‌​‍‌‌​ ​ ‌​‌​​‍‌‌​ ​ ‌​‌​​‍‌‌​ ​‍​ ​‍​ ​ ​ ‌‌‌‍‌‍​ ‌ ​ ‌‌​ ‌‌​ ‌‍​ ​‍‌‍​ ​ ​ ​ ​‍‌‍‌‍​‍‌‌​ ​‍​ ​‍​‍‌‌​ ‌‌‌​‌​​‍ ‍‌ ‌‍‌‍​‌‌‍ ​‌ ‌‌‌‍‌‌​‍‌‌​ ‌‌‌​​‍‌‌ ‌‍‍ ‌‍‌‌‌ ‍‌​‍‌‌​ ​ ‌​‌​​‍‌‌​ ​ ‌​‌​​‍‌‌​ ​‍​ ​‍‌‍‌‍‌‍​‍​ ​​‌‍‌‍​ ​ ​ ‌​​ ​‍‌‍‌‌‌‍​ ‌‍‌‍​ ‌‌‌‍​ ​‍‌‌​ ​‍​ ​‍​‍‌‌​ ‌‌‌​‌​​‍ ‍‌‍​ ‌‍‍​‌‍‍‌‌‍ ​‌‍‌​‌ ​‍‌‍‌‌‌‍ ‍​‍‌‌​ ‌‌‌​​‍‌‌ ‌‍‍ ‌‍‌‌‌ ‍‌​‍‌‌​ ​ ‌​‌​​‍‌‌​ ​ ‌​‌​​‍‌‌​ ​‍​ ​‍​ ​‌​ ​‌‌‍‌‍​ ​​‌‍​‌​ ‌​‌‍‌​​ ​​‌‍​ ​ ​​​ ‌‍‌‍​ ​‍‌‌​ ​‍​ ​‍​‍‌‌​ ‌‌‌​‌​​‍ ‍‌ ‌​‌‍‌‌‌ ‍​‌ ‌​​‍‌‍‌ ​​‌‍‌‌‌ ​‍‌ ​ ‌ ​​‌‍‌‌‌‍​ ‌ ‌​‌‍‍‌‌ ‌‍‌‍‌‌​ ‌‌ ​​‌ ‌‌‌‍​‍‌‍ ​‌‍‍‌‌ ​ ‌‍‍​‌‍‌‌‌‍‌​​‍​‍‌ ‌
Fall short of creating the right market incentives to transition Australia’s economy away from fossil-fuel reliance to sustainable zero carbon industries.​​​​‌